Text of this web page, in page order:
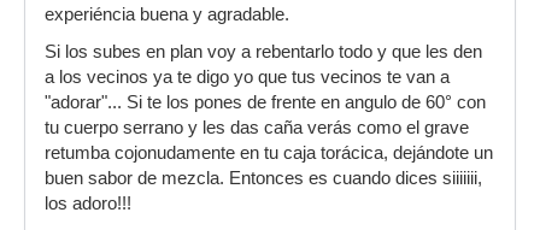
experiéncia buena y agradable.
Si los subes en plan voy a rebentarlo todo y que les den
a los vecinos ya te digo yo que tus vecinos te van a
"adorar"... Si te los pones de frente en angulo de 60° con
tu cuerpo serrano y les das caña verás como el grave
retumba cojonudamente en tu caja torácica, dejándote un
buen sabor de mezcla. Entonces es cuando dices siiiiiii,
los adoro!!!